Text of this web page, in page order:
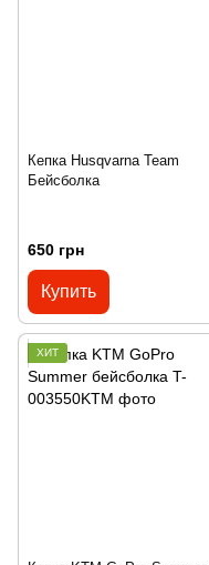
Кепка Husqvarna Team
Бейсболка
650 грн
Купить
ХИТ